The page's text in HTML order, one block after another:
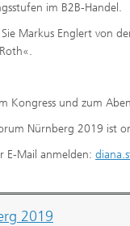
im B2B-Handel.
Markus Englert von
Kongress und zum
Nürnberg 2019 ist
E-Mail anmelden:
2019